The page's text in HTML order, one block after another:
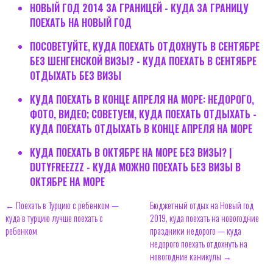
НОВЫЙ ГОД 2014 ЗА ГРАНИЦЕЙ - КУДА ЗА ГРАНИЦУ
ПОЕХАТЬ НА НОВЫЙ ГОД
ПОСОВЕТУЙТЕ, КУДА ПОЕХАТЬ ОТДОХНУТЬ В СЕНТЯБРЕ
БЕЗ ШЕНГЕНСКОЙ ВИЗЫ? - КУДА ПОЕХАТЬ В СЕНТЯБРЕ
ОТДЫХАТЬ БЕЗ ВИЗЫ
КУДА ПОЕХАТЬ В КОНЦЕ АПРЕЛЯ НА МОРЕ: НЕДОРОГО,
ФОТО, ВИДЕО; СОВЕТУЕМ, КУДА ПОЕХАТЬ ОТДЫХАТЬ -
КУДА ПОЕХАТЬ ОТДЫХАТЬ В КОНЦЕ АПРЕЛЯ НА МОРЕ
КУДА ПОЕХАТЬ В ОКТЯБРЕ НА МОРЕ БЕЗ ВИЗЫ? |
DUTYFREEZZZ - КУДА МОЖНО ПОЕХАТЬ БЕЗ ВИЗЫ В
ОКТЯБРЕ НА МОРЕ
← Поехать в Турцию с ребенком —
куда в турцию лучше поехать с
ребенком
Бюджетный отдых на Новый год
2019, куда поехать на новогодние
праздники недорого — куда
недорого поехать отдохнуть на
новогодние каникулы →